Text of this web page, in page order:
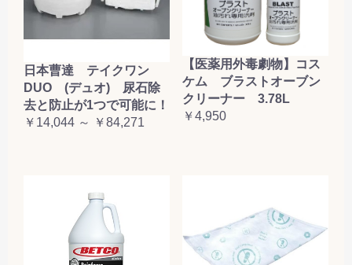
日本曹達 テイクワン
DUO (デュオ) 尿石除
去と防止が1つで可能に！
￥14,044 ～ ￥84,271
【医薬用外毒劇物】コス
ケム ブラストオーブン
クリーナー 3.78L
￥4,950